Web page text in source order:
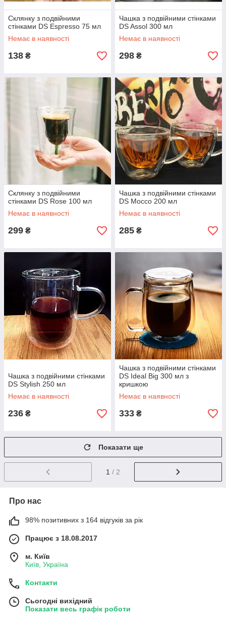
Склянку з подвійними
стінками DS Espresso 75 мл
Немає в наявності
138 ₴
Чашка з подвійними стінками
DS Assol 300 мл
Немає в наявності
298 ₴
Склянку з подвійними
стінками DS Rose 100 мл
Немає в наявності
299 ₴
Чашка з подвійними стінками
DS Mocco 200 мл
Немає в наявності
285 ₴
Чашка з подвійними стінками
DS Stylish 250 мл
Немає в наявності
236 ₴
Чашка з подвійними стінками
DS Ideal Big 300 мл з
кришкою
Немає в наявності
333 ₴
Показати ще
1 / 2
Про нас
98% позитивних з 164 відгуків за рік
Працює з 18.08.2017
м. Київ
Київ, Україна
Контакти
Сьогодні вихідний
Показати весь графік роботи